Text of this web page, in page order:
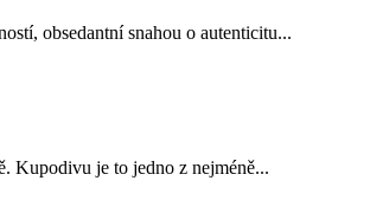
obsedantní snahou o autenticitu...
Kupodivu je to jedno z nejméně...